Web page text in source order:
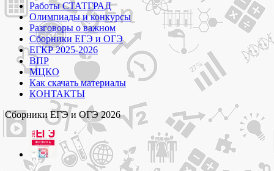
Работы СТАТГРАД
Олимпиады и конкурсы
Разговоры о важном
Сборники ЕГЭ и ОГЭ
ЕГКР 2025-2026
ВПР
МЦКО
Как скачать материалы
КОНТАКТЫ
Сборники ЕГЭ и ОГЭ 2026